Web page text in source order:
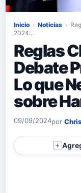
Inicio › Noticias ›
2024:…
Reglas
Debate
Lo que
sobre
09/09/2024por
＋